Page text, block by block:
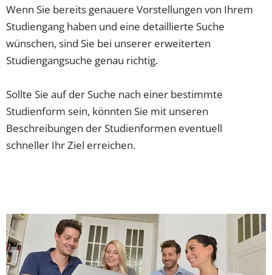
Wenn Sie bereits genauere Vorstellungen von Ihrem
Studiengang haben und eine detaillierte Suche
wünschen, sind Sie bei unserer erweiterten
Studiengangsuche genau richtig.
Sollte Sie auf der Suche nach einer bestimmte
Studienform sein, könnten Sie mit unseren
Beschreibungen der Studienformen eventuell
schneller Ihr Ziel erreichen.